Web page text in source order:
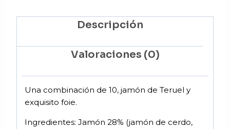
Descripción
Valoraciones (0)
Una combinación de 10, jamón de Teruel y
exquisito foie.
Ingredientes: Jamón 28% (jamón de cerdo,